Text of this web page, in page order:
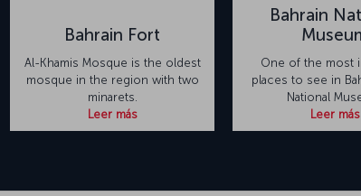
Bahrain Fort
Al-Khamis Mosque is the oldest
mosque in the region with two
minarets.
Leer más
Bahrain
One of the most
places to see in
National
Leer más